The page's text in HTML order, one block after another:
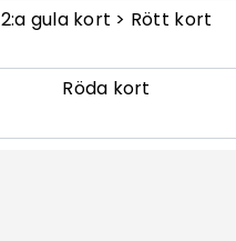
2:a gula kort > Rött kort
Röda kort